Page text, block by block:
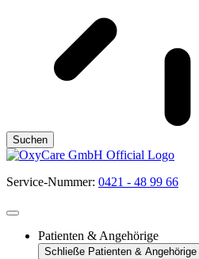
Suchen
Service-Nummer: 0421 - 48 99 66
Patienten & Angehörige
Schließe Patienten & Angehörige